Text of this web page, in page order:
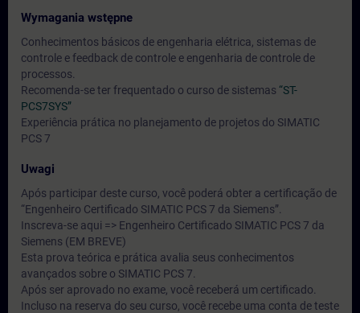
Wymagania wstępne
Conhecimentos básicos de engenharia elétrica, sistemas de
controle e feedback de controle e engenharia de controle de
processos.
Recomenda-se ter frequentado o curso de sistemas “ST-
PCS7SYS”
Experiência prática no planejamento de projetos do SIMATIC
PCS 7
Uwagi
Após participar deste curso, você poderá obter a certificação de
“Engenheiro Certificado SIMATIC PCS 7 da Siemens”.
Inscreva-se aqui => Engenheiro Certificado SIMATIC PCS 7 da
Siemens (EM BREVE)
Esta prova teórica e prática avalia seus conhecimentos
avançados sobre o SIMATIC PCS 7.
Após ser aprovado no exame, você receberá um certificado.
Incluso na reserva do seu curso, você recebe uma conta de teste